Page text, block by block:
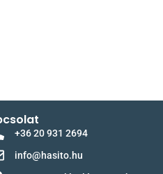
+36 20 931 2694
info@hasito.hu